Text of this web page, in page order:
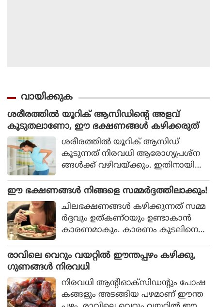
വായിക്കുക
ശരീരത്തില്‍ യൂറിക് ആസിഡിന്റെ അളവ്
കൂടുതലാണോ, ഈ ഭക്ഷണങ്ങള്‍ കഴിക്കരുത്
ശരീരത്തില്‍ യൂറിക് ആസിഡ്
കൂടുന്നത് നിരവധി ആരോഗ്യപ്രശ്‌ന
ങ്ങള്‍ക്ക് വഴിവയ്ക്കും. ഇതിനായി
ങ്ങളിലും മാറ്റം വരുത്തേണ്ടതുണ്ട്. പ്ര
ധാനമായും ഒഴിവാക്കേണ്ടത് മധുര
പാനിയങ്ങളാണ്. പാക്കേജിലുള്ള
ജ്യൂസുകളും ഒഴിവാക്കണം. ഇവയില്‍
കൂടുതല്‍ ഫ്രക്ടോസ് അടങ്ങിയിട്ടുണ്ട്.
ഇത് യൂറിക് ആസിഡിന്റെ അളവ്
കൂട്ടും. കൂടാതെ മാംസാഹാരവും
മീനും ഒഴിവാക്കണം. കൂടാതെ
പ്രോട്ടീന്‍ കൂടുതല്‍ അടങ്ങിയ ഭക്ഷ
ണങ്ങളും യൂറിക് ആസിഡ് കൂട്ടും. മ
ഈ ഭക്ഷണങ്ങള്‍ നിങ്ങളെ സമ്മര്‍ദ്ദത്തിലാക്കും!
ചിലഭക്ഷണങ്ങള്‍ കഴിക്കുന്നത് സമ്മ
ര്‍ദ്ദവും ഉത്കണ്ഠയും ഉണ്ടാകാന്‍
കാരണമാകും. കാരണം കുടലിനെ
പ്പെടുന്നത്. കുടലില്‍ മില്യണ്‍ കണ
ക്കിന് മൈക്രോഓര്‍ഗാനിക്കുകള്‍ ഉ
ണ്ട്. ഇവയാണ് നമ്മുടെ മൂഡും പ്ര
തിരോധ ശേഷിയും നിയന്ത്രിക്കുന്നത്.
ഈ സൂക്ഷ്മ ജീവികള്‍ക്ക് ചില ഭക്ഷ
രാവിലെ വെറും വയറ്റില്‍ ഈന്തപ്പഴം കഴിക്കു,
ഗുണങ്ങള്‍ നിരവധി
നിരവധി ആന്റിഓക്‌സിഡന്റും പോഷ
കങ്ങളും അടങ്ങിയ പഴമാണ് ഈന്ത